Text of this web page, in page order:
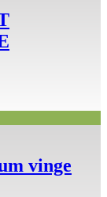
vinge